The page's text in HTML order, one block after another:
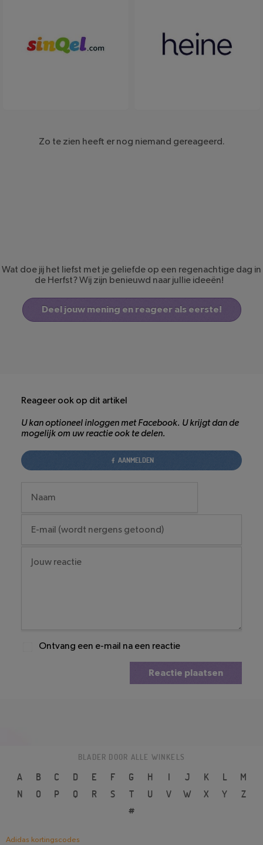
Zo te zien heeft er nog niemand gereageerd.
Wat doe jij het liefst met je geliefde op een regenachtige dag in
de Herfst? Wij zijn benieuwd naar jullie ideeën!
Deel jouw mening en reageer als eerste!
Reageer ook op dit artikel
U kan optioneel inloggen met Facebook. U krijgt dan de
mogelijk om uw reactie ook te delen.
AANMELDEN
Ontvang een e-mail na een reactie
Reactie plaatsen
BLADER DOOR ALLE WINKELS
A B C D E F G H I J K L
M
N
O P Q R S T U V W X Y
Z
#
Adidas kortingscodes